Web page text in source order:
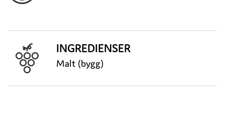
INGREDIENSER
Malt (bygg)